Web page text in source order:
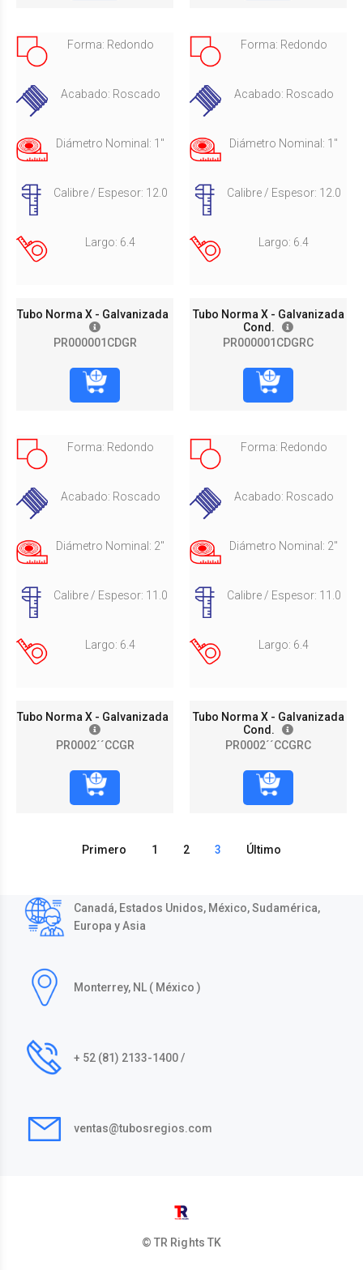
Forma: Redondo
Acabado: Roscado
Diámetro Nominal: 1"
Calibre / Espesor: 12.0
Largo: 6.4
Tubo Norma X - Galvanizada
PR000001CDGR
Forma: Redondo
Acabado: Roscado
Diámetro Nominal: 1"
Calibre / Espesor: 12.0
Largo: 6.4
Tubo Norma X - Galvanizada
Cond.
PR000001CDGRC
Forma: Redondo
Acabado: Roscado
Diámetro Nominal: 2"
Calibre / Espesor: 11.0
Largo: 6.4
Tubo Norma X - Galvanizada
PR0002´´CCGR
Forma: Redondo
Acabado: Roscado
Diámetro Nominal: 2"
Calibre / Espesor: 11.0
Largo: 6.4
Tubo Norma X - Galvanizada
Cond.
PR0002´´CCGRC
Primero 1 2 3 Último
Canadá, Estados Unidos, México, Sudamérica,
Europa y Asia
Monterrey, NL ( México )
+ 52 (81) 2133-1400 /
ventas@tubosregios.com
© TR RightsTK